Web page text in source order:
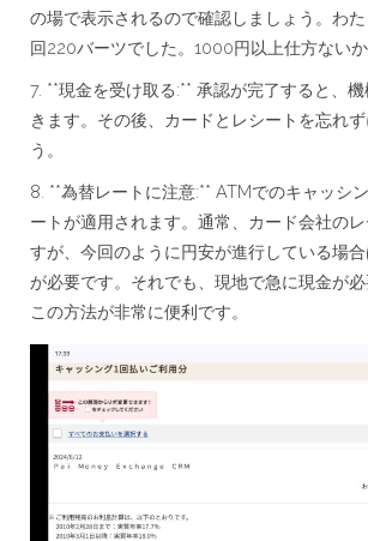
の場で表示されるので確認しましょう。わ
回220バーツでした。1000円以上仕方ない
7. **現金を受け取る:** 承認が完了すると、
きます。その後、カードとレシートを忘れ
う。
8. **為替レートに注意:** ATMでのキャッシ
ートが適用されます。通常、カード会社の
すが、今回のように円安が進行している場
が必要です。それでも、現地で急に現金が必
この方法が非常に便利です。